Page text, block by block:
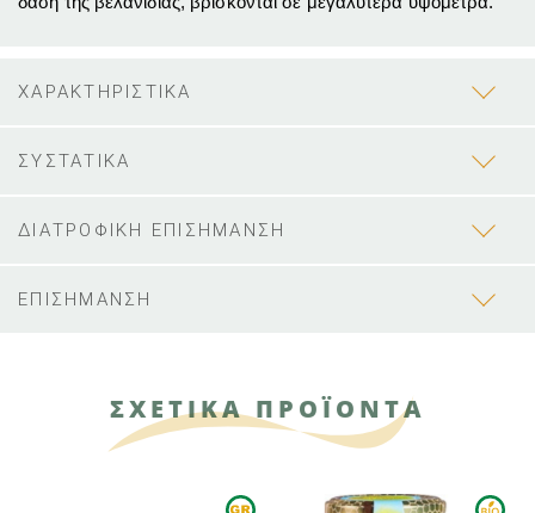
ΧΑΡΑΚΤΗΡΙΣΤΙΚΑ
ΣΥΣΤΑΤΙΚΑ
ΔΙΑΤΡΟΦΙΚΗ ΕΠΙΣΗΜΑΝΣΗ
ΕΠΙΣΗΜΑΝΣΗ
ΣΧΕΤΙΚΑ ΠΡΟΪΟΝΤΑ